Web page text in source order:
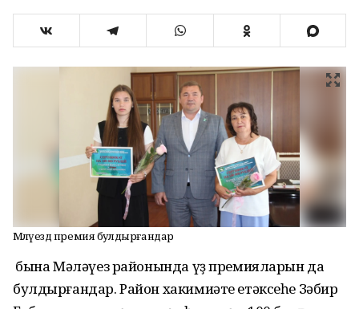
Мәләүездә премия булдырғандар
Ә бына Мәләүез районында үҙ премияларын да
булдырғандар. Район хакимиәте етәксеһе Зәбир